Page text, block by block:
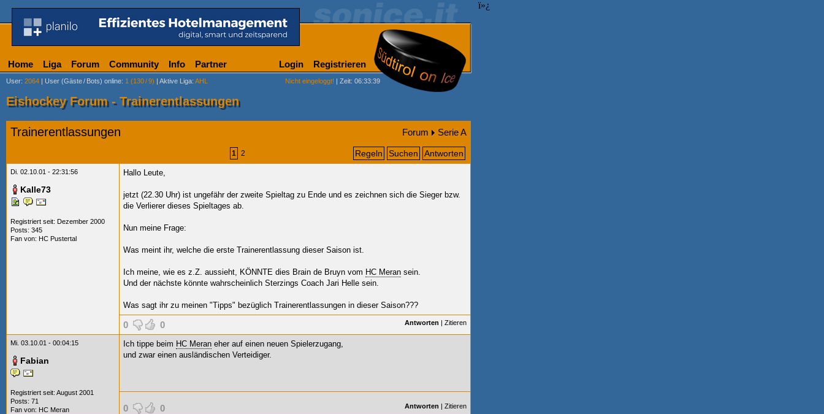
ï»¿
Home Liga Forum Community Info Partner Login Registrieren
User: 2064 | User (Gäste/ Bots) online: 1 (130/9) | Aktive Liga: AHL Nicht eingeloggt! | Zeit: 06:33:39
Eishockey Forum - Trainerentlassungen
Trainerentlassungen Forum Serie A
1 2 Regeln Suchen Antworten
Di. 02.10.01 - 22:31:56
Kalle73
Registriert seit: Dezember 2000
Posts: 345
Fan von: HC Pustertal
Hallo Leute,
jetzt (22.30 Uhr) ist ungefähr der zweite Spieltag zu Ende und es zeichnen sich die Sieger bzw.
die Verlierer dieses Spieltages ab.
Nun meine Frage:
Was meint ihr, welche die erste Trainerentlassung dieser Saison ist.
Ich meine, wie es z.Z. aussieht, KÖNNTE dies Brain de Bruyn vom HC Meran sein.
Und der nächste könnte wahrscheinlich Sterzings Coach Jari Helle sein.
Was sagt ihr zu meinen "Tipps" bezüglich Trainerentlassungen in dieser Saison???
0 0 Antworten | Zitieren
Mi. 03.10.01 - 00:04:15
Fabian
Registriert seit: August 2001
Posts: 71
Fan von: HC Meran
Ich tippe beim HC Meran eher auf einen neuen Spielerzugang,
und zwar einen ausländischen Verteidiger.
0 0 Antworten | Zitieren